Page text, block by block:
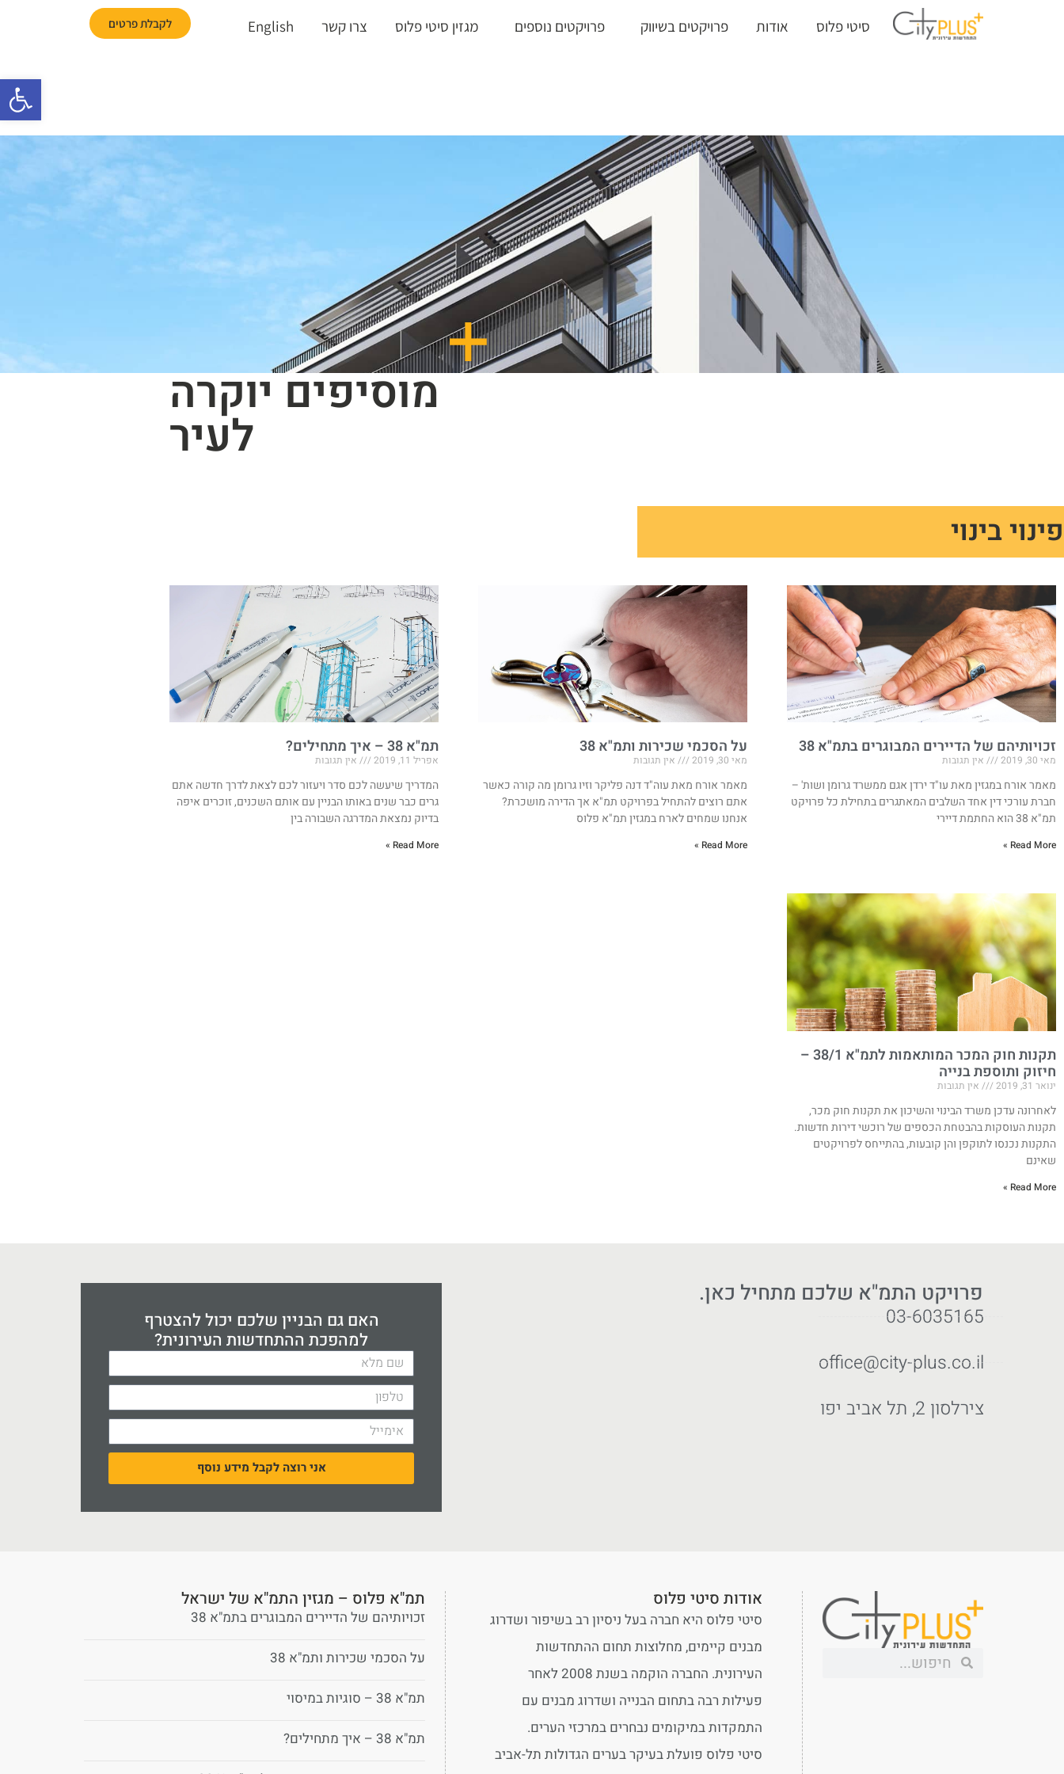
סיטי פלוס אודות פרויקטים בשיווק פרויקטים נוספים מגזין סיטי פלוס צרו קשר English לקבלת פרטים
מוסיפים יוקרה
לעיר
פינוי בינוי
זכויותיהם של הדיירים המבוגרים בתמ"א 38
מאי 30, 2019 אין תגובות
מאמר אורח במגזין מאת עו"ד ירדן אגם ממשרד גרומן ושות' –
חברת עורכי דין אחד השלבים המאתגרים בתחילת כל פרויקט
תמ"א 38 הוא החתמת דיירי
Read More »
על הסכמי שכירות ותמ"א 38
מאי 30, 2019 אין תגובות
מאמר אורח מאת עוה"ד דנה פליקר וזיו גרומן מה קורה כאשר
אתם רוצים להתחיל בפרויקט תמ"א אך הדירה מושכרת?
אנחנו שמחים לארח במגזין תמ"א פלוס
Read More »
תמ"א 38 – איך מתחילים?
אפריל 11, 2019 אין תגובות
המדריך שיעשה לכם סדר ויעזור לכם לצאת לדרך חדשה אתם
גרים כבר שנים באותו הבניין עם אותם השכנים, זוכרים איפה
בדיוק נמצאת המדרגה השבורה בין
Read More »
תקנות חוק המכר המותאמות לתמ"א 38/1 –
חיזוק ותוספת בנייה
ינואר 31, 2019 אין תגובות
לאחרונה עדכן משרד הבינוי והשיכון את תקנות חוק מכר,
תקנות העוסקות בהבטחת הכספים של רוכשי דירות חדשות.
התקנות נכנסו לתוקפן והן קובעות, בהתייחס לפרויקטים
שאינם
Read More »
פרויקט התמ"א שלכם מתחיל כאן.
03-6035165
office@city-plus.co.il
צירלסון 2, תל אביב יפו
האם גם הבניין שלכם יכול להצטרף
למהפכת ההתחדשות העירונית?
אני רוצה לקבל מידע נוסף
אודות סיטי פלוס
סיטי פלוס היא חברה בעל ניסיון רב בשיפור ושדרוג
מבנים קיימים, מחלוצות תחום ההתחדשות
העירונית. החברה הוקמה בשנת 2008 לאחר
פעילות רבה בתחום הבנייה ושדרוג מבנים עם
התמקדות במיקומים נבחרים במרכזי הערים.
סיטי פלוס פועלת בעיקר בערים הגדולות תל-אביב
תמ"א פלוס – מגזין התמ"א של ישראל
זכויותיהם של הדיירים המבוגרים בתמ"א 38
על הסכמי שכירות ותמ"א 38
תמ"א 38 – סוגיות במיסוי
תמ"א 38 – איך מתחילים?